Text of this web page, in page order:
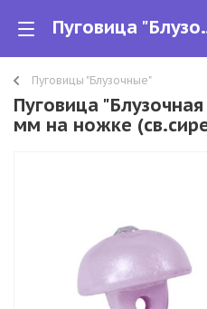
Пуговица
Пуговицы "Блузочные"
Пуговица
мм на ножке